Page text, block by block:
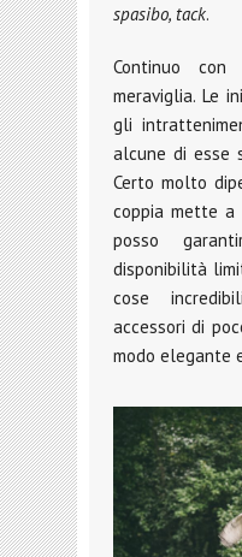
spasibo, tack.
Continuo
meraviglia. Le
gli
alcune di esse
Certo molto
coppia mette a
posso
disponibilità
cose
accessori di
modo elegante